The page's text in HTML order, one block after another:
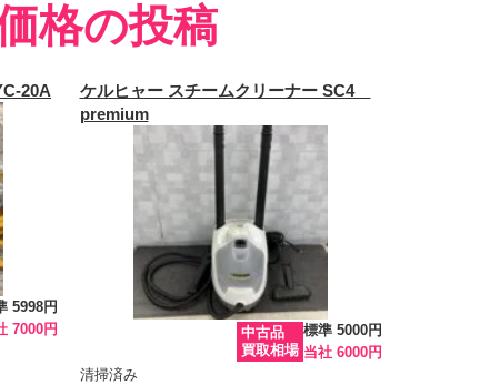
格の投稿
20A
5998円
7000円
ケルヒャー スチームクリーナー SC4
premium
中古品
買取相場
標準 5000円
当社 6000円
清掃済み